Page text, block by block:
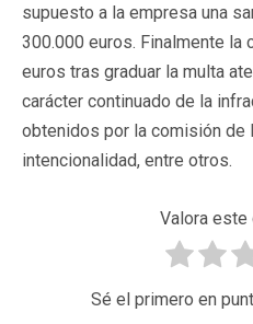
supuesto a la empresa una
300.000 euros. Finalmente la
euros tras graduar la multa
carácter continuado de la
obtenidos por la comisión de
intencionalidad, entre otros.
Valora este
Sé el primero en